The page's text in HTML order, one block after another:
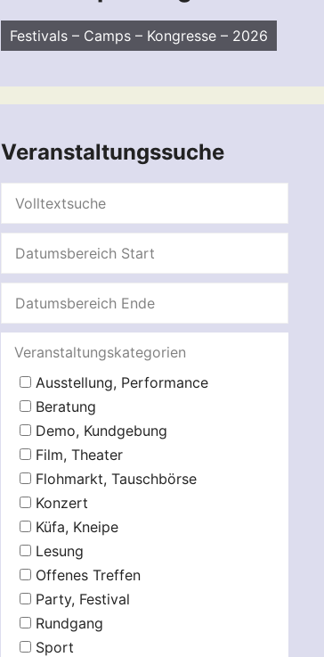
Festivals – Camps – Kongresse – 2026
Veranstaltungssuche
Veranstaltungskategorien
Ausstellung, Performance
Beratung
Demo, Kundgebung
Film, Theater
Flohmarkt, Tauschbörse
Konzert
Küfa, Kneipe
Lesung
Offenes Treffen
Party, Festival
Rundgang
Sport